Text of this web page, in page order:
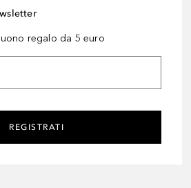
regalo da 5 euro
REGISTRATI